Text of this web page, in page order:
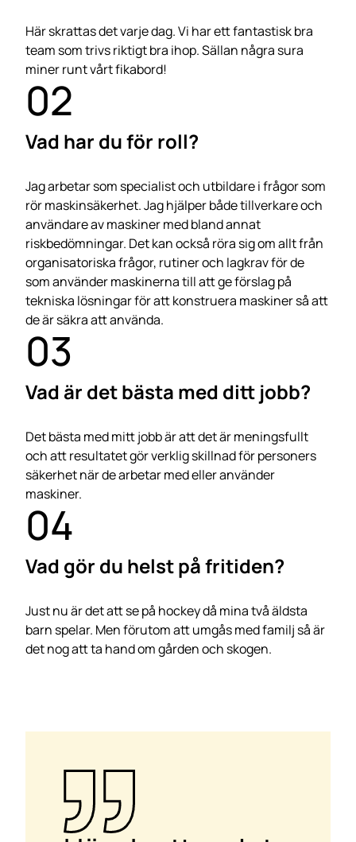
Här skrattas det varje dag. Vi har ett fantastisk bra
team som trivs riktigt bra ihop. Sällan några sura
miner runt vårt fikabord!
02
Vad har du för roll?
Jag arbetar som specialist och utbildare i frågor som
rör maskinsäkerhet. Jag hjälper både tillverkare och
användare av maskiner med bland annat
riskbedömningar. Det kan också röra sig om allt från
organisatoriska frågor, rutiner och lagkrav för de
som använder maskinerna till att ge förslag på
tekniska lösningar för att konstruera maskiner så att
de är säkra att använda.
03
Vad är det bästa med ditt jobb?
Det bästa med mitt jobb är att det är meningsfullt
och att resultatet gör verklig skillnad för personers
säkerhet när de arbetar med eller använder
maskiner.
04
Vad gör du helst på fritiden?
Just nu är det att se på hockey då mina två äldsta
barn spelar. Men förutom att umgås med familj så är
det nog att ta hand om gården och skogen.